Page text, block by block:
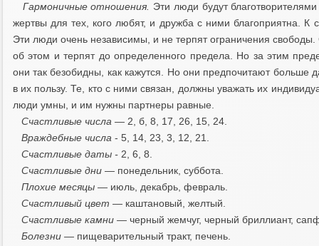
Гармоничные отношения. Эти люди будут
жертвы для тех, кого любят, и дружба с ними благоприятна. К
Эти люди очень независимы, и не терпят ограничения
об этом и терпят до определенного предела. Но за этим
они так безобидны, как кажутся. Но они предпочитают больше
в их пользу. Те, кто с ними связан, должны уважать их
люди умны, и им нужны партнеры равные.
Счастливые числа — 2, б, 8, 17, 26, 15, 24.
Враждебные числа - 5, 14, 23, 3, 12, 21.
Счастливые даты - 2, 6, 8.
Счастливые дни — понедельник, суббота.
Плохие месяцы — июль, декабрь, февраль.
Счастливый цвет — каштановый, желтый.
Счастливые камни — черный жемчуг, черный бриллиант,
Болезни — пищеварительный тракт, печень.